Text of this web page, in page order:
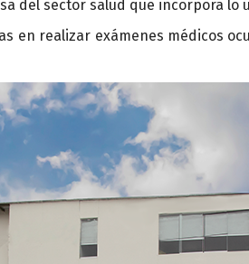
del sector salud que incorpora
en realizar exámenes médicos